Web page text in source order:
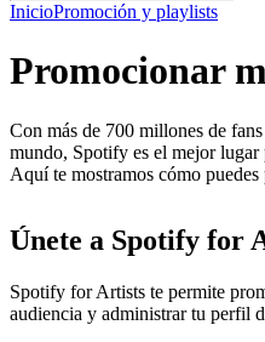
InicioPromoción y playlists
Promocionar
Con más de 700 millones de
mundo, Spotify es el mejor lugar
Aquí te mostramos cómo
Únete a Spotify for
Spotify for Artists te permite
audiencia y administrar tu perfil